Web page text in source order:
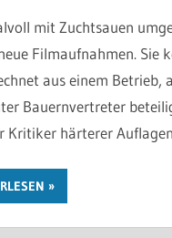
mit Zuchtsauen
Filmaufnahmen. Sie
aus einem Betrieb,
Bauernvertreter
Kritiker härterer